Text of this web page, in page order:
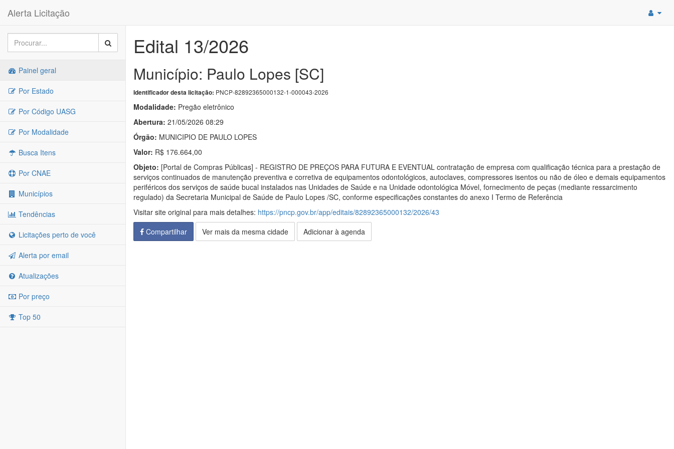
Alerta Licitação
Painel geral
Por Estado
Por Código UASG
Por Modalidade
Busca Itens
Por CNAE
Municípios
Tendências
Licitações perto de você
Alerta por email
Atualizações
Por preço
Top 50
Edital 13/2026
Município: Paulo Lopes [SC]
Identificador desta licitação: PNCP-82892365000132-1-000043-2026
Modalidade: Pregão eletrônico
Abertura: 21/05/2026 08:29
Órgão: MUNICIPIO DE PAULO LOPES
Valor: R$ 176.664,00
Objeto: [Portal de Compras Públicas] - REGISTRO DE PREÇOS PARA FUTURA E EVENTUAL contratação de empresa com qualificação técnica para a prestação de
serviços continuados de manutenção preventiva e corretiva de equipamentos odontológicos, autoclaves, compressores isentos ou não de óleo e demais equipamentos
periféricos dos serviços de saúde bucal instalados nas Unidades de Saúde e na Unidade odontológica Móvel, fornecimento de peças (mediante ressarcimento
regulado) da Secretaria Municipal de Saúde de Paulo Lopes /SC, conforme especificações constantes do anexo I Termo de Referência
Visitar site original para mais detalhes: https://pncp.gov.br/app/editais/82892365000132/2026/43
Compartilhar
Ver mais da mesma cidade Adicionar à agenda